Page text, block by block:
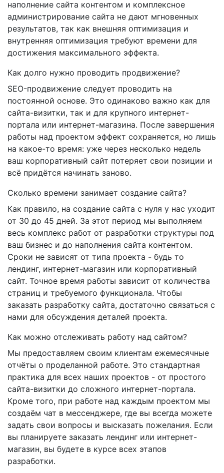
наполнение сайта контентом и комплексное
администрирование сайта не дают мгновенных
результатов, так как внешняя оптимизация и
внутренняя оптимизация требуют времени для
достижения максимального эффекта.
Как долго нужно проводить продвижение?
SEO-продвижение следует проводить на
постоянной основе. Это одинаково важно как для
сайта-визитки, так и для крупного интернет-
портала или интернет-магазина. После завершения
работы над проектом эффект сохраняется, но лишь
на какое-то время: уже через несколько недель
ваш корпоративный сайт потеряет свои позиции и
всё придётся начинать заново.
Сколько времени занимает создание сайта?
Как правило, на создание сайта с нуля у нас уходит
от 30 до 45 дней. За этот период мы выполняем
весь комплекс работ от разработки структуры под
ваш бизнес и до наполнения сайта контентом.
Сроки не зависят от типа проекта - будь то
лендинг, интернет-магазин или корпоративный
сайт. Точное время работы зависит от количества
страниц и требуемого функционала. Чтобы
заказать разработку сайта, достаточно связаться с
нами для обсуждения деталей проекта.
Как можно отслеживать работу над сайтом?
Мы предоставляем своим клиентам ежемесячные
отчёты о проделанной работе. Это стандартная
практика для всех наших проектов - от простого
сайта-визитки до сложного интернет-портала.
Кроме того, при работе над каждым проектом мы
создаём чат в мессенджере, где вы всегда можете
задать свои вопросы и высказать пожелания. Если
вы планируете заказать лендинг или интернет-
магазин, вы будете в курсе всех этапов
разработки.